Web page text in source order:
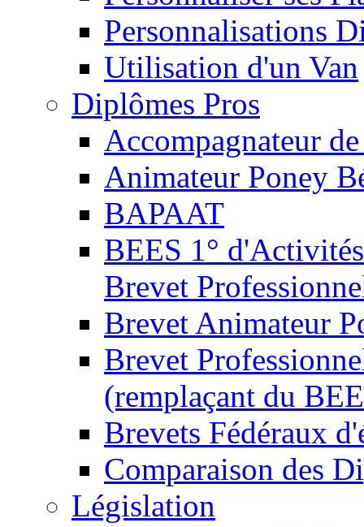
Personnalisations
Utilisation d'un Van
Diplômes Pros
Accompagnateur
Animateur Poney
BAPAAT
BEES 1°
Brevet
Brevet Animateur
Brevet
(remplaçant du
Brevets Fédéraux
Comparaison des
Législation